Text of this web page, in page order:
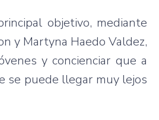
objetivo, mediante
y Martyna Haedo Valdez,
y concienciar que a
se puede llegar muy lejos